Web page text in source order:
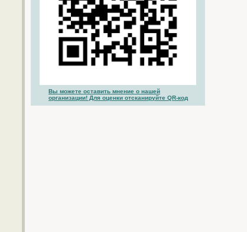
Вы можете оставить мнение о нашей
организации! Для оценки отсканируйте QR-код